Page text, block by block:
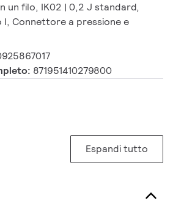
un filo, IK02 | 0,2 J standard,
I, Connettore a pressione e
871951410279800
Espandi tutto